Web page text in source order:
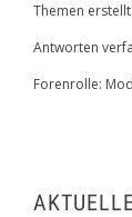
Themen
Antworten
Forenrolle: